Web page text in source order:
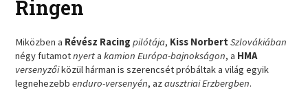
Ringen
Miközben a Révész Racing pilótája, Kiss Norbert Szlovákiában
négy futamotnyertakamion Európa-bajnokságon, a HMA
versenyzőiközül hárman is szerencsét próbáltak a világ egyik
legnehezebbenduro-versenyén, azausztriai Erzbergben.